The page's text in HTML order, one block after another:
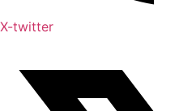
X-twitter